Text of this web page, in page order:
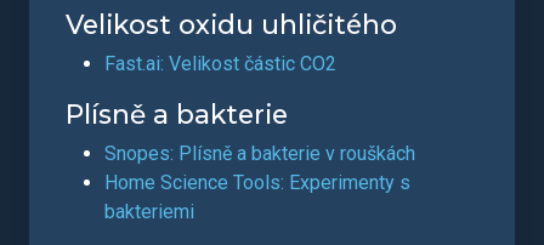
Velikost oxidu uhličitého
Fast.ai: Velikost částic CO2
Plísně a bakterie
Snopes: Plísně a bakterie v rouškách
Home Science Tools: Experimenty s
bakteriemi